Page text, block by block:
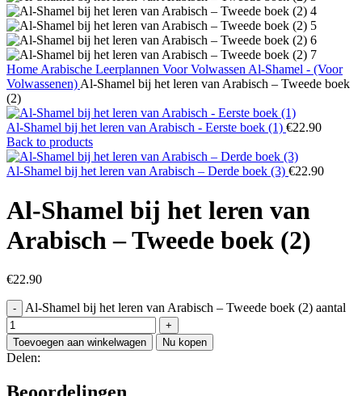
Home Arabische Leerplannen Voor Volwassen Al-Shamel - (Voor
Volwassenen) Al-Shamel bij het leren van Arabisch – Tweede boek
(2)
Al-Shamel bij het leren van Arabisch - Eerste boek (1) €22.90
Back to products
Al-Shamel bij het leren van Arabisch – Derde boek (3) €22.90
Al-Shamel bij het leren van
Arabisch – Tweede boek (2)
€22.90
Al-Shamel bij het leren van Arabisch – Tweede boek (2) aantal
Toevoegen aan winkelwagen Nu kopen
Delen: